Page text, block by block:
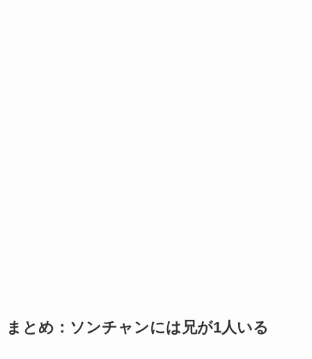
まとめ：ソンチャンには兄が1人いる